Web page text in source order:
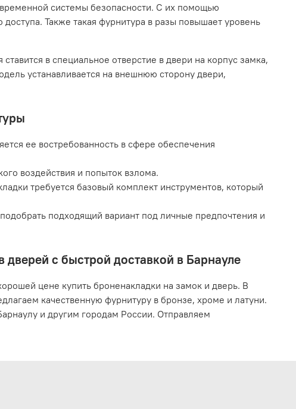
системы безопасности. С их помощью
Также такая фурнитура в разы повышает уровень
в специальное отверстие в двери на корпус замка,
устанавливается на внешнюю сторону двери,
ее востребованность в сфере обеспечения
воздействия и попыток взлома.
требуется базовый комплект инструментов, который
подходящий вариант под личные предпочтения и
с быстрой доставкой в Барнауле
цене купить броненакладки на замок и дверь. В
качественную фурнитуру в бронзе, хроме и латуни.
и другим городам России. Отправляем